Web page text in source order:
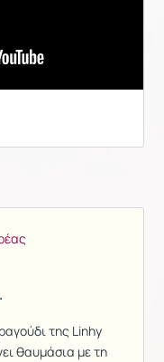
της Linhy
θαυμάσια με τη